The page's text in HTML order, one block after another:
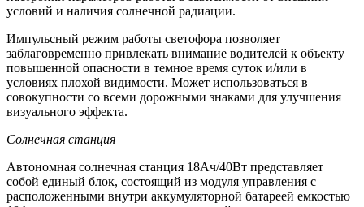
условий и наличия солнечной радиации.
Импульсный режим работы светофора позволяет
заблаговременно привлекать внимание водителей к объекту
повышенной опасности в темное время суток и/или в
условиях плохой видимости. Может использоваться в
совокупности со всеми дорожными знаками для улучшения
визуального эффекта.
Солнечная станция
Автономная солнечная станция 18Ач/40Вт представляет
собой единый блок, состоящий из модуля управления с
расположенными внутри аккумуляторной батареей емкостью